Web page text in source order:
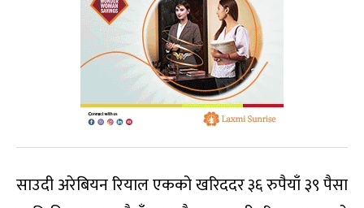
साउदी अरेबियन रियाल एकको खरिददर ३६ रुपैयाँ ३९ पैसा